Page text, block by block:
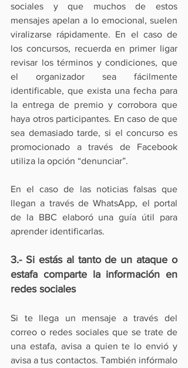
sociales y que muchos de estos
mensajes apelan a lo emocional, suelen
viralizarse rápidamente. En el caso de
los concursos, recuerda en primer ligar
revisar los términos y condiciones, que
el organizador sea fácilmente
identificable, que exista una fecha para
la entrega de premio y corrobora que
haya otros participantes. En caso de que
sea demasiado tarde, si el concurso es
promocionado a través de Facebook
utiliza la opción “denunciar”.
En el caso de las noticias falsas que
llegan a través de WhatsApp, el portal
de la BBC elaboró una guía útil para
aprender identificarlas.
3.- Si estás al tanto de un ataque o
estafa comparte la información en
redes sociales
Si te llega un mensaje a través del
correo o redes sociales que se trate de
una estafa, avisa a quien te lo envió y
avisa a tus contactos. También infórmalo